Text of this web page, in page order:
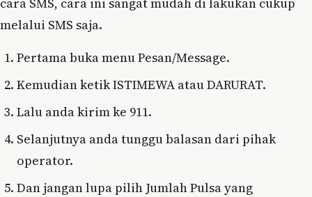
melalui SMS saja.
Pertama buka menu Pesan/Message.
Kemudian ketik ISTIMEWA atau DARURAT.
Lalu anda kirim ke 911.
Selanjutnya anda tunggu balasan dari pihak
operator.
Dan jangan lupa pilih Jumlah Pulsa yang